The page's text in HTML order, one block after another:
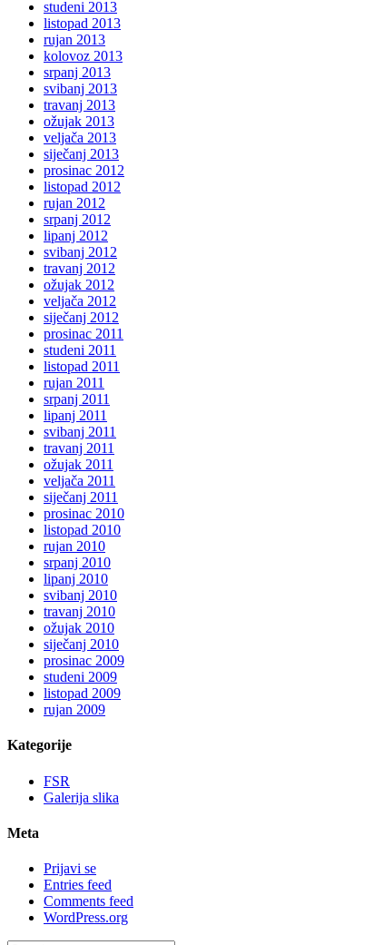
studeni 2013
listopad 2013
rujan 2013
kolovoz 2013
srpanj 2013
svibanj 2013
travanj 2013
ožujak 2013
veljača 2013
siječanj 2013
prosinac 2012
listopad 2012
rujan 2012
srpanj 2012
lipanj 2012
svibanj 2012
travanj 2012
ožujak 2012
veljača 2012
siječanj 2012
prosinac 2011
studeni 2011
listopad 2011
rujan 2011
srpanj 2011
lipanj 2011
svibanj 2011
travanj 2011
ožujak 2011
veljača 2011
siječanj 2011
prosinac 2010
listopad 2010
rujan 2010
srpanj 2010
lipanj 2010
svibanj 2010
travanj 2010
ožujak 2010
siječanj 2010
prosinac 2009
studeni 2009
listopad 2009
rujan 2009
Kategorije
FSR
Galerija slika
Meta
Prijavi se
Entries feed
Comments feed
WordPress.org